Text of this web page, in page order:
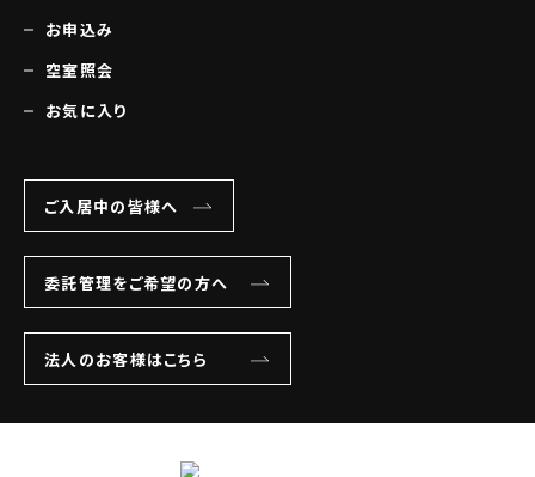
お申込み
空室照会
お気に入り
ご入居中の皆様へ
委託管理をご希望の方へ
法人のお客様はこちら